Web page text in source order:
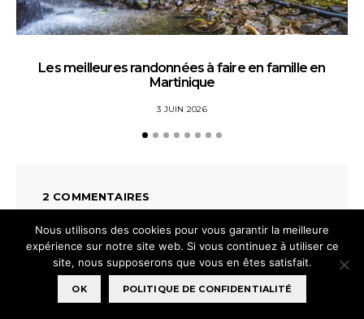
Les meilleures randonnées à faire en famille en
Martinique
3 JUIN 2026
2 COMMENTAIRES
Chamdit :
18 DÉCEMBRE 2014 À 5 H 42 MIN
Nous utilisons des cookies pour vous garantir la meilleure
expérience sur notre site web. Si vous continuez à utiliser ce
site, nous supposerons que vous en êtes satisfait.
OK POLITIQUE DE CONFIDENTIALITÉ